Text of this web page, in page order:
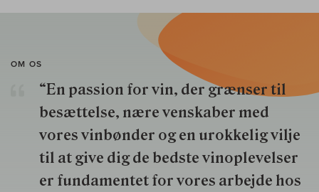
OM OS
“En passion for vin, der grænser til
besættelse, nære venskaber med
vores vinbønder og en urokkelig vilje
til at give dig de bedste vinoplevelser
er fundamentet for vores arbejde hos